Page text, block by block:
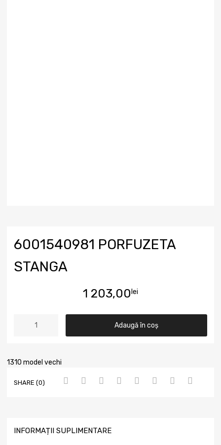
6001540981 PORFUZETA
STANGA
1 203,00 lei
Adaugă în coș
1310 model vechi
SHARE (0)
INFORMAȚII SUPLIMENTARE